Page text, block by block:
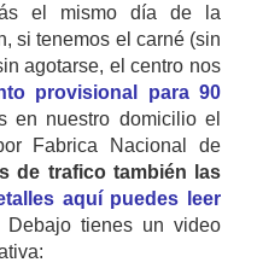
el mismo día de la
si tenemos el carné (sin
agotarse, el centro nos
provisional para 90
en nuestro domicilio el
Fabrica Nacional de
de trafico también las
aquí puedes leer
Debajo tienes un video